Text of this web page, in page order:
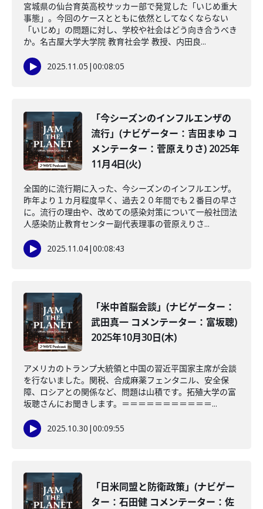
宮城県の仙台育英高校サッカー部で発覚した「いじめ重大
事態」。今回のケースとともに依然としてなくならない
「いじめ」の問題に対し、学校や社会はどう向き合うべき
か。名古屋大学大学院 教育社会学 教授、内田良...
2025.11.05 |00:08:05
「今シーズンのインフルエンザの
流行」(ナビゲーター：吉田まゆ コ
メンテーター：菅原えりさ) 2025年
11月4日(火)
全国的に流行期に入った、今シーズンのインフルエンザ。
昨年より１カ月程度早く、過去２０年間でも２番目の早さ
に。流行の理由や、改めての感染対策について一般社団法
人感染防止教育センター副代表理事の菅原えりさ...
2025.11.04|00:08:43
「米中首脳会談」(ナビゲーター：
武田真一 コメンテーター：富坂聰)
2025年10月30日(木)
アメリカのトランプ大統領と中国の習近平国家主席が会談
を行ないました。関税、合成麻薬フェンタニル、安全保
障、ロシアとの関係など、問題は山積です。拓殖大学の富
坂聰さんにお聞きします。＝＝＝＝＝＝＝＝＝＝＝...
2025.10.30 |00:09:55
「日米同盟と防衛政策」(ナビゲー
ター：石田健 コメンテーター：佐